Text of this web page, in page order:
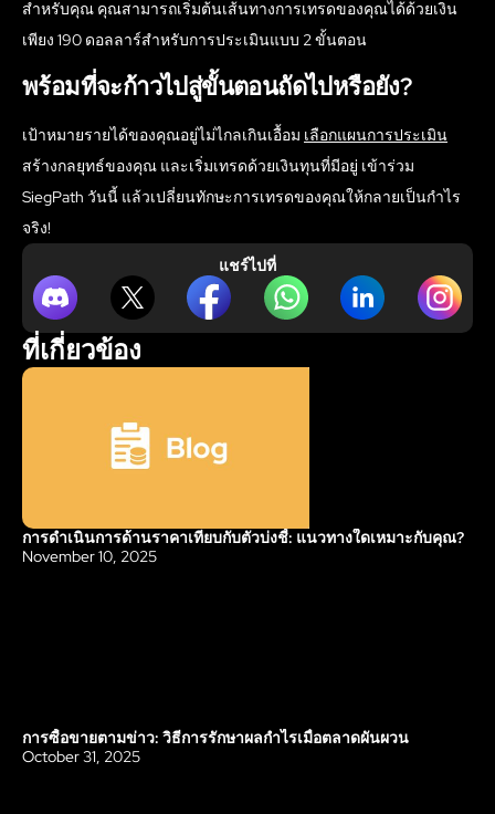
สำหรับคุณ คุณสามารถเริ่มต้นเส้นทางการเทรดของคุณได้ด้วยเงิน
เพียง 190 ดอลลาร์สำหรับการประเมินแบบ 2 ขั้นตอน
พร้อมที่จะก้าวไปสู่ขั้นตอนถัดไปหรือยัง?
เป้าหมายรายได้ของคุณอยู่ไม่ไกลเกินเอื้อม เลือกแผนการประเมิน
สร้างกลยุทธ์ของคุณ และเริ่มเทรดด้วยเงินทุนที่มีอยู่ เข้าร่วม
SiegPath วันนี้ แล้วเปลี่ยนทักษะการเทรดของคุณให้กลายเป็นกำไร
จริง!
แชร์ไปที่
ที่เกี่ยวข้อง
Blog
การดำเนินการด้านราคาเทียบกับตัวบ่งชี้: แนวทางใดเหมาะกับคุณ?
November 10, 2025
Blog
การซื้อขายตามข่าว: วิธีการรักษาผลกำไรเมื่อตลาดผันผวน
October 31, 2025